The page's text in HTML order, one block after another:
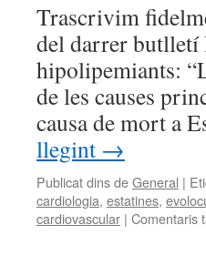
Trascrivim
del darrer butlletí
hipolipemiants:
de les causes
causa de mort a
llegint →
Publicat dins deGeneral |
cardiologia, estatines,
cardiovascular | Comentaris